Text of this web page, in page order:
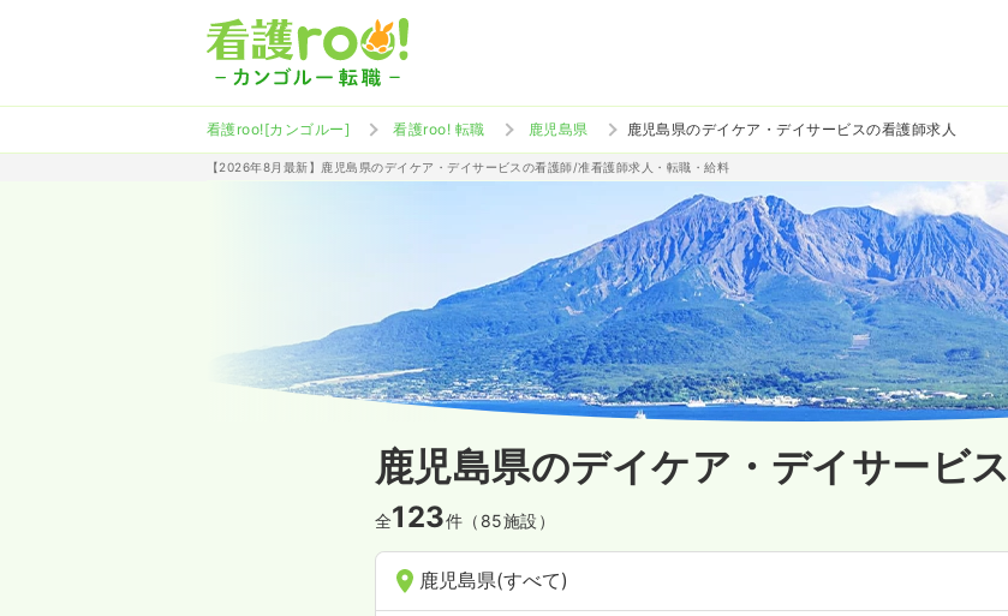
看護roo![カンゴルー] 看護roo! 転職 鹿児島県 鹿児島県のデイケア・デイサービスの看護師求人
【2026年8月最新】鹿児島県のデイケア・デイサービスの看護師/准看護師求人・転職・給料
鹿児島県のデイケア・デイサービス
全123件（85施設）
鹿児島県(すべて)